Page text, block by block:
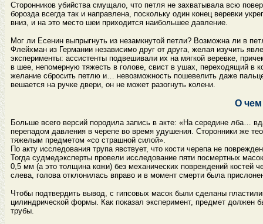
Сторонников убийства смущало, что петля не захватывала всю
борозда всегда так и направлена, поскольку один конец веревки
вниз, и на это место шеи приходится наибольшее давление.
Мог ли Есенин выпрыгнуть из незамкнутой петли? Возможна ли в
Флейхман из Германии независимо друг от друга, желая изучить
эксперименты: ассистенты подвешивали их на мягкой веревке,
в шее, непомерную тяжесть в голове, свист в ушах, переходящий в
желание сбросить петлю и… невозможность пошевелить даже
вешается на ручке двери, он не может разогнуть колени.
О чем
Больше всего версий породила запись в акте: «На середине лба…
перепадом давления в черепе во время удушения. Сторонники же
тяжелым предметом «со страшной силой».
По акту исследования трупа явствует, что кости черепа не
Тогда судмедэксперты провели исследование пяти посмертных
0,5 мм (а это толщина кожи) без механических повреждений костей
слева, голова отклонилась вправо и в момент смерти была
Чтобы подтвердить вывод, с гипсовых масок были сделаны
цилиндрической формы. Как показал эксперимент, предмет должен
трубы.